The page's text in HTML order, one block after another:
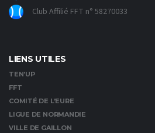
Club Affilié FFT n° 58270033
LIENS UTILES
TEN’UP
FFT
COMITÉ DE L’EURE
LIGUE DE NORMANDIE
VILLE DE GAILLON